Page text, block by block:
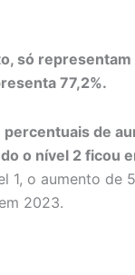
só
77,2%.
percentuais de
o nível 2 ficou
1, o aumento de
2023.